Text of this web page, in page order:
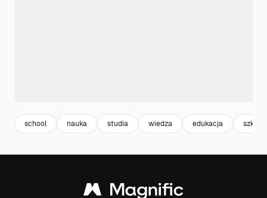
school nauka studia wiedza edukacja szkoła